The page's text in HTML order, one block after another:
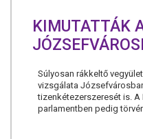
KIMUTATTÁK
Súlyosan rákkeltő
vizsgálata
tizenkétezerszeresét is.
parlamentben pedig